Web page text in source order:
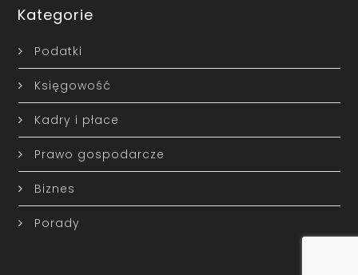
Kategorie
Podatki
Księgowość
Kadry i płace
Prawo gospodarcze
Biznes
Porady